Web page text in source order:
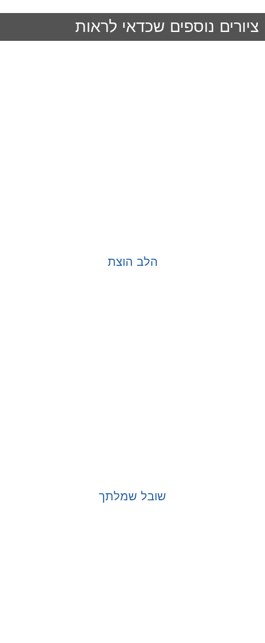
ציורים נוספים שכדאי לראות
הלב הוצת
שובל שמלתך